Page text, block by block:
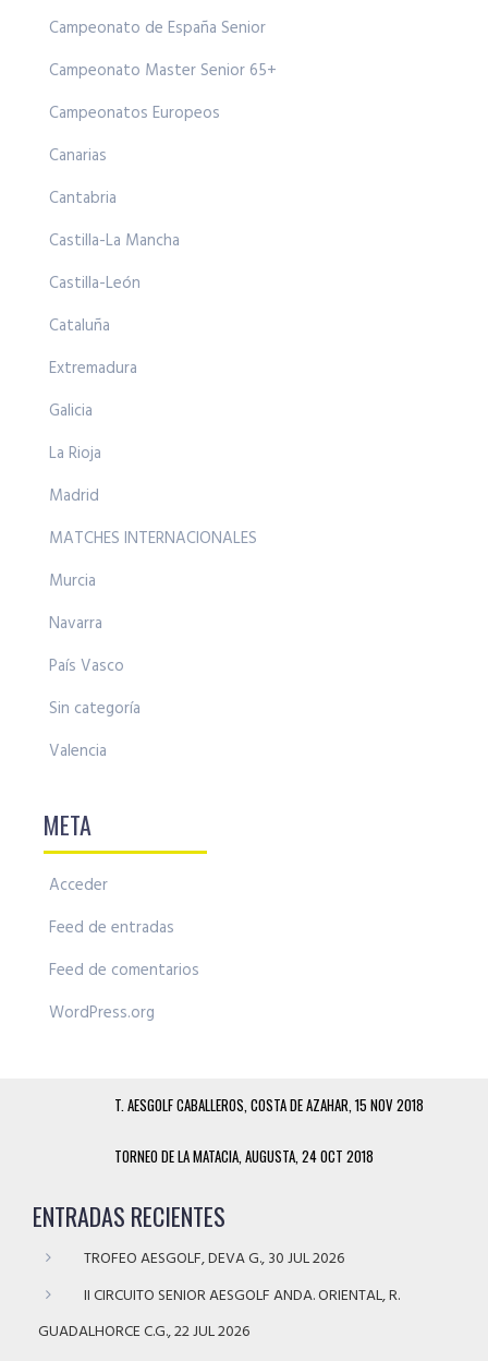
Campeonato de España Senior
Campeonato Master Senior 65+
Campeonatos Europeos
Canarias
Cantabria
Castilla-La Mancha
Castilla-León
Cataluña
Extremadura
Galicia
La Rioja
Madrid
MATCHES INTERNACIONALES
Murcia
Navarra
País Vasco
Sin categoría
Valencia
META
Acceder
Feed de entradas
Feed de comentarios
WordPress.org
T. AESGOLF CABALLEROS, COSTA DE AZAHAR, 15 NOV 2018
TORNEO DE LA MATACIA, AUGUSTA, 24 OCT 2018
ENTRADAS RECIENTES
TROFEO AESGOLF, DEVA G., 30 JUL 2026
II CIRCUITO SENIOR AESGOLF ANDA. ORIENTAL, R.
GUADALHORCE C.G., 22 JUL 2026